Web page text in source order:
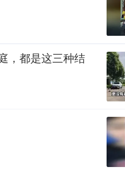
，都是这三种结